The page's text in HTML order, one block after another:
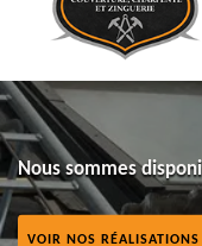
Nous sommes
VOIR NOS RÉALISATIONS